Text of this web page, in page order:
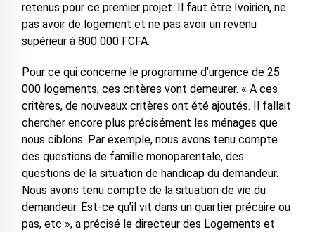
retenus pour ce premier projet. Il faut être Ivoirien, ne
pas avoir de logement et ne pas avoir un revenu
supérieur à 800 000 FCFA.
Pour ce qui concerne le programme d’urgence de 25
000 logements, ces critères vont demeurer. « A ces
critères, de nouveaux critères ont été ajoutés. Il fallait
chercher encore plus précisément les ménages que
nous ciblons. Par exemple, nous avons tenu compte
des questions de famille monoparentale, des
questions de la situation de handicap du demandeur.
Nous avons tenu compte de la situation de vie du
demandeur. Est-ce qu’il vit dans un quartier précaire ou
pas, etc », a précisé le directeur des Logements et